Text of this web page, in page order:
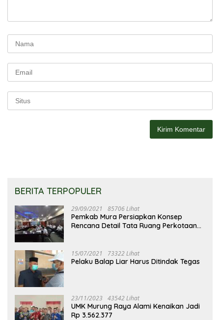
BERITA TERPOPULER
29/09/2021 85706 Lihat
Pemkab Mura Persiapkan Konsep
Rencana Detail Tata Ruang Perkotaan
15/07/2021 73322 Lihat
Pelaku Balap Liar Harus Ditindak Tegas
23/11/2023 43542 Lihat
UMK Murung Raya Alami Kenaikan Jadi
Rp 3.562.377